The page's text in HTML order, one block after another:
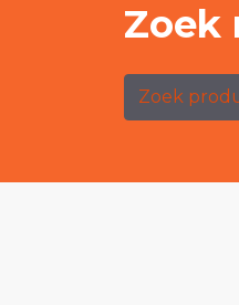
Zoek
Zoek